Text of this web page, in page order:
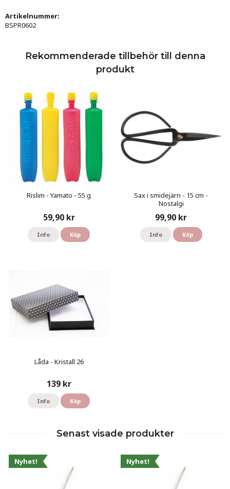
Artikelnummer:
BSPR0602
Rekommenderade tillbehör till denna
produkt
Rislim - Yamato - 55 g
59,90 kr
Info Köp
Sax i smidejärn - 15 cm -
Nostalgi
99,90 kr
Info Köp
Låda - Kristall 26
139 kr
Info Köp
Senast visade produkter
Nyhet! Nyhet!